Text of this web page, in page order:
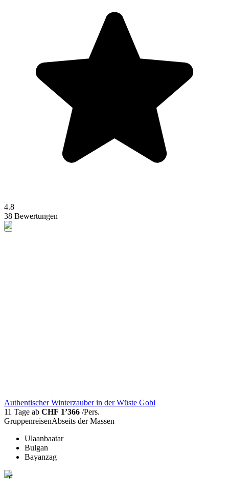
4.8
38 Bewertungen
Authentischer Winterzauber in der Wüste Gobi
11 Tage ab CHF 1’366 /Pers.
GruppenreisenAbseits der Massen
Ulaanbaatar
Bulgan
Bayanzag